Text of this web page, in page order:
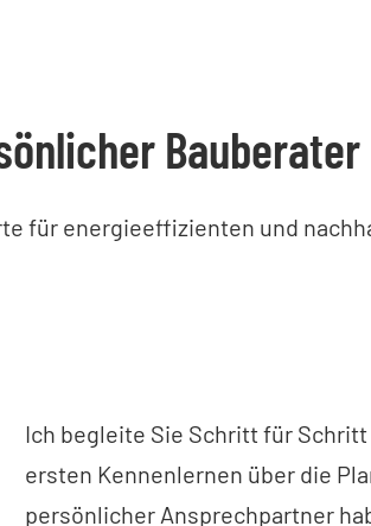
für energieeffizienten und
Ich begleite Sie Schritt für
ersten Kennenlernen über die
persönlicher Ansprechpartner